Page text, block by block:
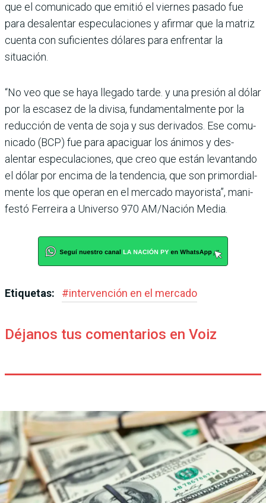
que el comunicado que emitió el viernes pasado fue
para desalentar especulaciones y afirmar que la matriz
cuenta con suficientes dólares para enfrentar la
situación.
“No veo que se haya llegado tarde. y una presión al dólar
por la escasez de la divisa, fundamentalmente por la
reducción de venta de soja y sus derivados. Ese comu­
nicado (BCP) fue para apa­ciguar los ánimos y des­
alentar especulaciones, que creo que están levantando
el dólar por encima de la ten­dencia, que son primordial­
mente los que operan en el mercado mayorista”, mani­
festó Ferreira a Universo 970 AM/Nación Media.
Etiquetas: #intervención en el mercado
Déjanos tus comentarios en Voiz